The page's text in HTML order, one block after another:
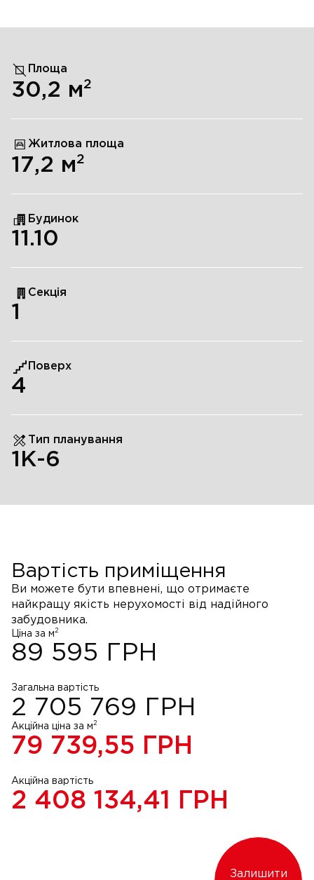
Площа
30,2 м2
Житлова площа
17,2 м2
Будинок
11.10
Секція
1
Поверх
4
Тип планування
1К-6
Вартість приміщення
Ви можете бути впевнені, що отримаєте
найкращу якість нерухомості від надійного
забудовника.
Ціна за м 2
89 595 ГРН
Загальна вартість
2 705 769 ГРН
Акційна ціна за м2
79 739,55 ГРН
Акційна вартість
2 408 134,41 ГРН
Залишити